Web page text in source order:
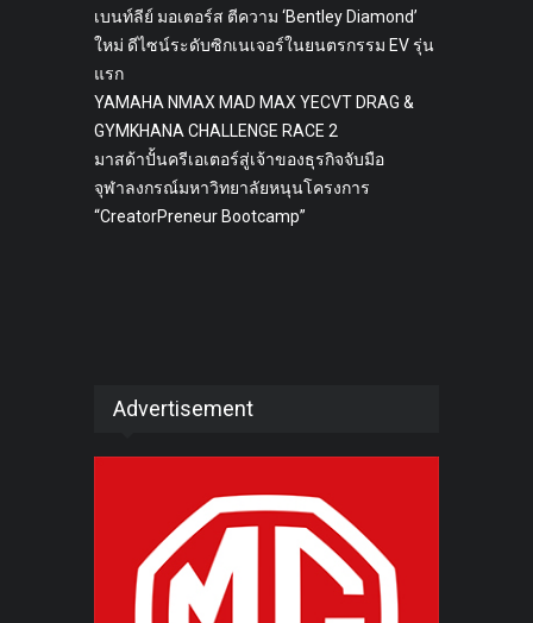
เบนท์ลีย์ มอเตอร์ส ตีความ ‘Bentley Diamond’
ใหม่ ดีไซน์ระดับซิกเนเจอร์ในยนตรกรรม EV รุ่น
แรก
YAMAHA NMAX MAD MAX YECVT DRAG &
GYMKHANA CHALLENGE RACE 2
มาสด้าปั้นครีเอเตอร์สู่เจ้าของธุรกิจจับมือ
จุฬาลงกรณ์มหาวิทยาลัยหนุนโครงการ
“CreatorPreneur Bootcamp”
Advertisement